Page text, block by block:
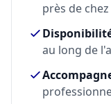
près de
au long de